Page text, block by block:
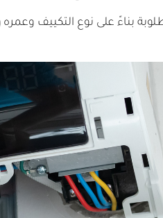
بناءً على نوع التكييف وعمره